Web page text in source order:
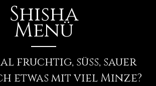
Shisha
Menü
fruchtig, süß, sauer
etwas mit viel Minze?